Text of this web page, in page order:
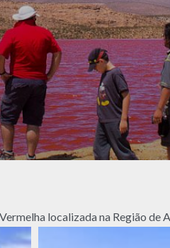
localizada na Região de